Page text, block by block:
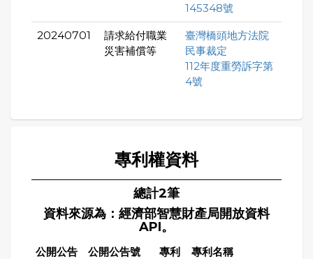
145348號
20240701
請求給付職業
災害補償等
臺灣橋頭地方法院
民事裁定
112年度重勞訴字第
4號
專利權資料
總計2筆
資料來源為：經濟部智慧財產局開放資料
API。
公開公告
公開公告號
專利
專利名稱